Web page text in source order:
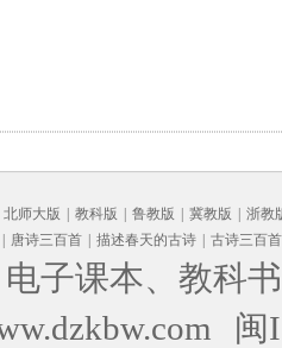
北师大版 教科版 鲁教版 冀教版
浙教
唐诗三百首 描述春天的古诗 古诗三百首
电子课本、教科
闽